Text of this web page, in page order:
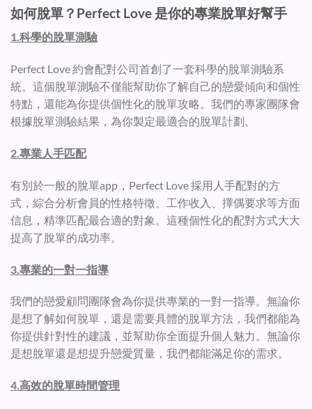
如何脫單？Perfect Love 是你的專業脫單好幫手
1.科學的脫單測驗
Perfect Love 約會配對公司首創了一套科學的脫單測驗系
統。這個脫單測驗不僅能幫助你了解自己的戀愛傾向和個性
特點，還能為你提供個性化的脫單攻略。我們的專家團隊會
根據脫單測驗結果，為你製定最適合的脫單計劃。
2.專業人手匹配
有別於一般的脫單app，Perfect Love 採用人手配對的方
式，綜合分析會員的性格特徵、工作收入、擇偶要求等方面
信息，精準匹配最合適的對象。這種個性化的配對方式大大
提高了脫單的成功率。
3.專業的一對一指導
我們的戀愛顧問團隊會為你提供專業的一對一指導。無論你
是想了解如何脫單，還是需要具體的脫單方法，我們都能為
你提供針對性的建議，並幫助你全面提升個人魅力。無論你
是想脫單還是想提升戀愛質量，我們都能滿足你的需求。
4.高效的脫單時間管理